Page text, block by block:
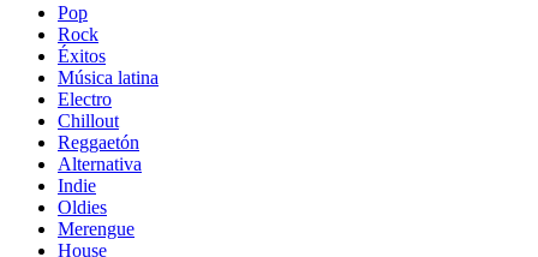
Pop
Rock
Éxitos
Música latina
Electro
Chillout
Reggaetón
Alternativa
Indie
Oldies
Merengue
House